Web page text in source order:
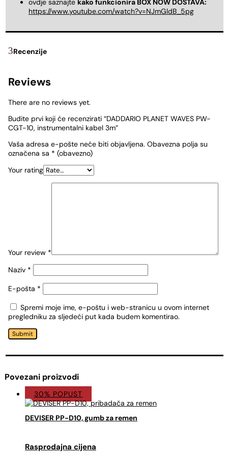
ovdje saznajte kako funkcionira BOX NOW DOSTAVA:
https://www.youtube.com/watch?v=NJmGldB_5pg
Recenzije
Reviews
There are no reviews yet.
Budite prvi koji će recenzirati “DADDARIO PLANET WAVES PW-
CGT-10, instrumentalni kabel 3m”
Vaša adresa e-pošte neće biti objavljena. Obavezna polja su
označena sa * (obavezno)
Your rating
Your review *
Naziv *
E-pošta *
Spremi moje ime, e-poštu i web-stranicu u ovom internet
pregledniku za sljedeći put kada budem komentirao.
Submit
Povezani proizvodi
30% POPUST
DEVISER PP-D10, gumb za remen
Izvorna
cijena
Trenutna
cijena